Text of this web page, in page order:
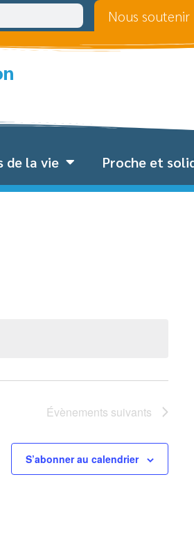
Nous soutenir
de la vie Proche et
Évènements suivants
S’abonner au calendrier